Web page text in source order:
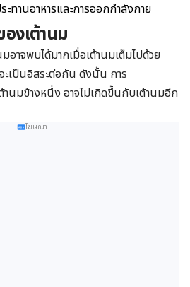
ทานอาหารและการออกกำลังกาย
งเต้านม
อาจพบได้มากเมื่อเต้านมเต็มไปด้วย
ะเป็นอิสระต่อกัน ดังนั้น การ
นมข้างหนึ่ง อาจไม่เกิดขึ้นกับเต้านมอีก
โฆษณา